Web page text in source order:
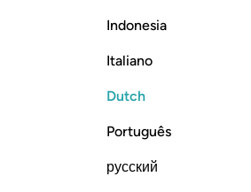
Indonesia
Italiano
Dutch
Português
русский